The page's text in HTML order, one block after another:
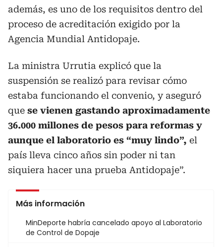
además, es uno de los requisitos dentro del
proceso de acreditación exigido por la
Agencia Mundial Antidopaje.
La ministra Urrutia explicó que la
suspensión se realizó para revisar cómo
estaba funcionando el convenio, y aseguró
que se vienen gastando aproximadamente
36.000 millones de pesos para reformas y
aunque el laboratorio es “muy lindo”, el
país lleva cinco años sin poder ni tan
siquiera hacer una prueba Antidopaje”.
Más información
MinDeporte habría cancelado apoyo al Laboratorio
de Control de Dopaje